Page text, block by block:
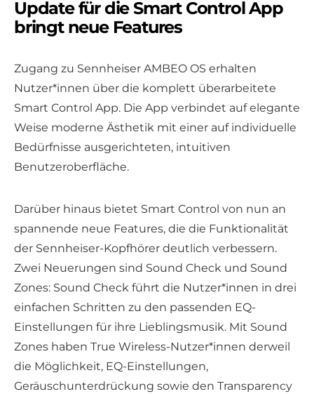
Update für die Smart Control App
bringt neue Features
Zugang zu Sennheiser AMBEO OS erhalten
Nutzer*innen über die komplett überarbeitete
Smart Control App. Die App verbindet auf elegante
Weise moderne Ästhetik mit einer auf individuelle
Bedürfnisse ausgerichteten, intuitiven
Benutzeroberfläche.
Darüber hinaus bietet Smart Control von nun an
spannende neue Features, die die Funktionalität
der Sennheiser-Kopfhörer deutlich verbessern.
Zwei Neuerungen sind Sound Check und Sound
Zones: Sound Check führt die Nutzer*innen in drei
einfachen Schritten zu den passenden EQ-
Einstellungen für ihre Lieblingsmusik. Mit Sound
Zones haben True Wireless-Nutzer*innen derweil
die Möglichkeit, EQ-Einstellungen,
Geräuschunterdrückung sowie den Transparency